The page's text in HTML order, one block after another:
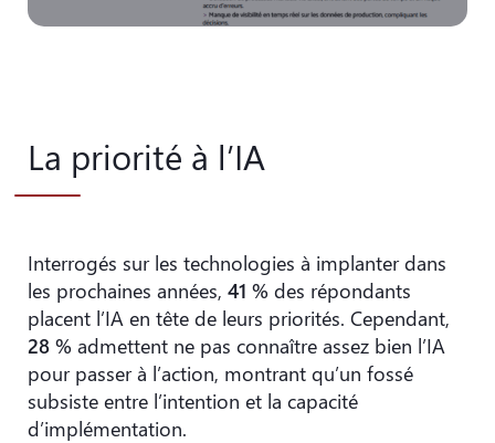
La priorité à l’IA
Interrogés sur les technologies à implanter dans
les prochaines années, 41 % des répondants
placent l’IA en tête de leurs priorités. Cependant,
28 % admettent ne pas connaître assez bien l’IA
pour passer à l’action, montrant qu’un fossé
subsiste entre l’intention et la capacité
d’implémentation.